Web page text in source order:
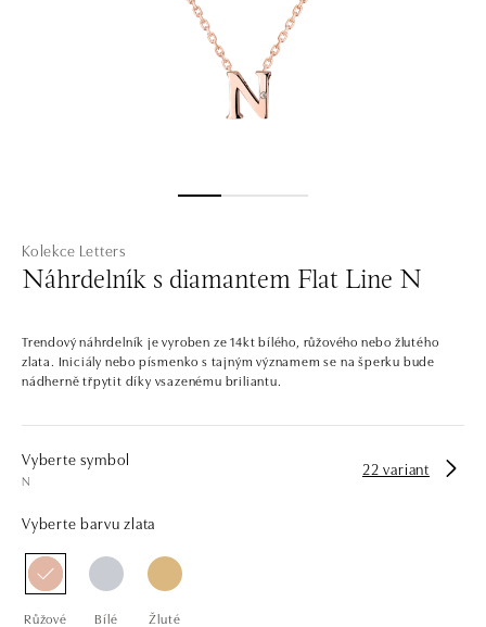
Kolekce Letters
Náhrdelník s diamantem Flat Line N
Trendový náhrdelník je vyroben ze 14kt bílého, růžového nebo žlutého
zlata. Iniciály nebo písmenko s tajným významem se na šperku bude
nádherně třpytit díky vsazenému briliantu.
Vyberte symbol
N
22 variant
Vyberte barvu zlata
Růžové Bílé Žluté